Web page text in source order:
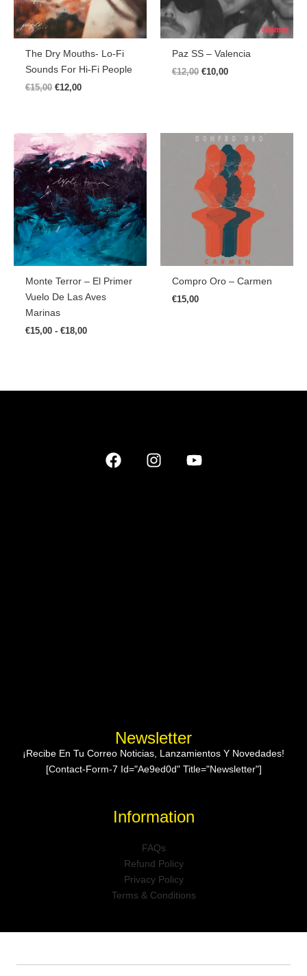
The Dry Mouths- Lo​-​Fi
Sounds For Hi​-​Fi People
€15,00 €12,00
Paz SS – Valencia
€12,00 €10,00
Monte Terror – El Primer
Vuelo De Las Aves
Marinas
€15,00 - €18,00
Rango
Precios:
Desde
€15,00
Hasta
€18,00
Compro Oro – Carmen
€15,00
Newsletter
¡Recibe En Tu Correo Noticias, Lanzamientos Y Novedades!
[contact-Form-7 Id="ae9ed0d" Title="Newsletter"]
Information
FAQs
Refund Policy
Privacy Policy
Terms & Conditions